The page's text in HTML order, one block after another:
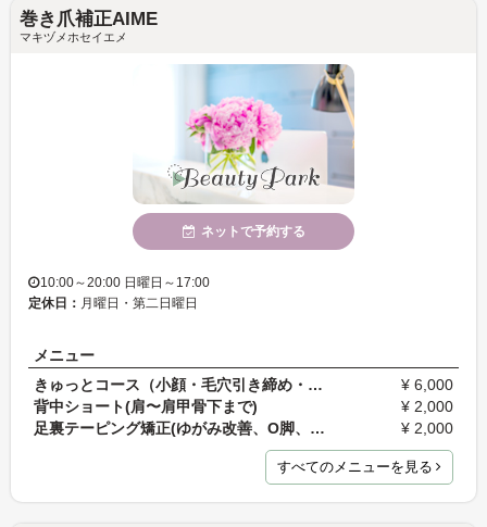
巻き爪補正AIME
マキヅメホセイエメ
ネットで予約する
10:00～20:00 日曜日～17:00
定休日： 月曜日・第二日曜日
メニュー
きゅっとコース（小顔・毛穴引き締め・エイジング・…
¥ 6,000
背中ショート(肩〜肩甲骨下まで)
¥ 2,000
足裏テーピング矯正(ゆがみ改善、O脚、足指変形、膝…
¥ 2,000
すべてのメニューを見る